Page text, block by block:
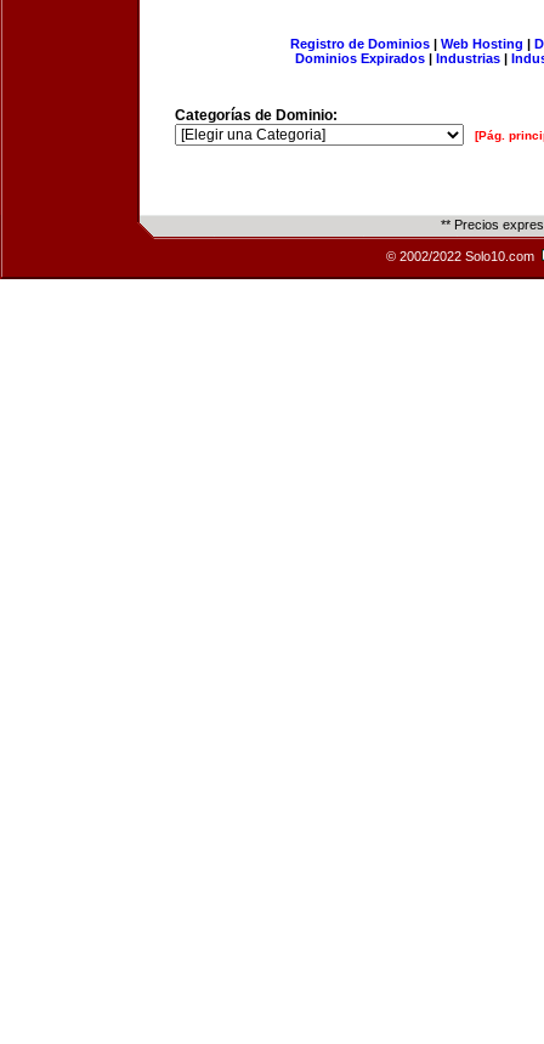
Registro de Dominios| Web Hosting |
Dominios Expirados | Industrias |
Categorías de Dominio:
[Pág.
** Precios
© 2002/2022 Solo10.com